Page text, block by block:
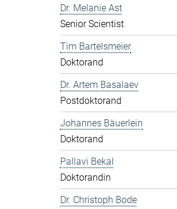
Dr. Melanie Ast
Senior Scientist
Tim Bartelsmeier
Doktorand
Dr. Artem Basalaev
Postdoktorand
Johannes Bäuerlein
Doktorand
Pallavi Bekal
Doktorandin
Dr. Christoph Bode